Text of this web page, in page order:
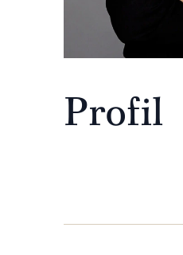
Profil